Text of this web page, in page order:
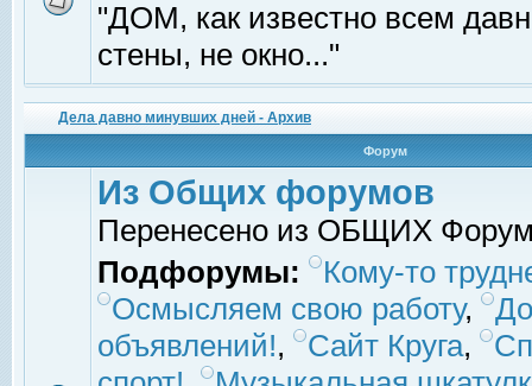
"ДОМ, как известно всем
стены, не окно..."
Дела давно минувших дней - Архив
Форум
Из Общих форумов
Перенесено из ОБЩИХ
Подфорумы:
Кому-то
Осмысляем свою работу,
объявлений!, Сайт Круга,